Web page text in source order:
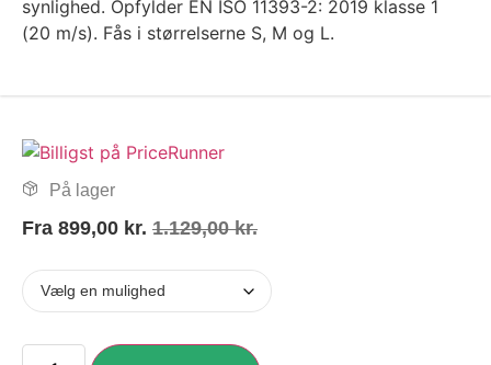
synlighed. Opfylder EN ISO 11393-2: 2019 klasse 1
(20 m/s). Fås i størrelserne S, M og L.
På lager
Fra 899,00 kr. 1.129,00kr.